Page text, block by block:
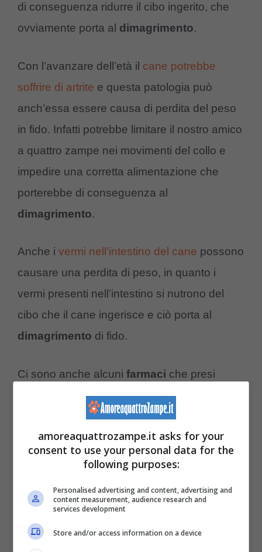
di conseguenza ridurre il cibo ingerito, che
ovviamente porta al dimagrimento.
Con l’avanzare dell’età il cane potrebbe
soffrire di artrite e questa patologia può
anch’essa essere causa di perdita del peso
in fido. Infatti potrebbe limitare il nostro amico
a quattro zampe nei movimenti del collo e
impedire una corretta alimentazione che
porterebbe di conseguenza al
dimagrimento.
Anche i vermi nell’intestino del cane possono
causare una perdita di peso, in quanto i
vermi presenti nell’intestino si nutrono del
cibo che il cane ingerisce e ciò porta al
dimagrimento di fido.
Ci sono anche alcuni farmaci che presi
quotidianamente portano la perdita di peso
nel cane. Questi farmaci limitano i sensi del
gusto e dell’olfatto del cane diminuendo
l’appetito e di conseguenza portando alla
Altre patologie che potrebbero portare il
anziano a perdere pesopossono essere
amoreaquattrozampe.it asks for your
consent to use your personal data for the
following purposes:
Personalised advertising and content, advertising and
content measurement, audience research and
services development
Store and/or access information on a device